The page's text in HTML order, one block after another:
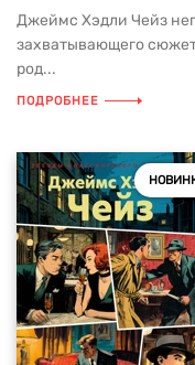
Джеймс Хэдли Чейз
захватывающего
род...
ПОДРОБНЕЕ